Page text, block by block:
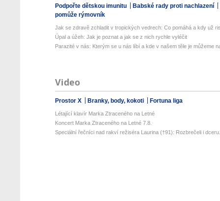
Podpořte dětskou imunitu
Babské rady proti nachlazení
pomůže rýmovník
Jak se zdravě zchladit v tropických vedrech: Co pomáhá a kdy už
Úpal a úžeh: Jak je poznat a jak se z nich rychle vyléčit
Parazité v nás: Kterým se u nás líbí a kde v našem těle je můžeme
Video
Prostor X Branky, body, kokoti Fortuna liga
Létající klavír Marka Ztraceného na Letné
Koncert Marka Ztraceného na Letné 7.8.
Speciální řečníci nad rakví režiséra Laurina (†91): Rozbrečeli i